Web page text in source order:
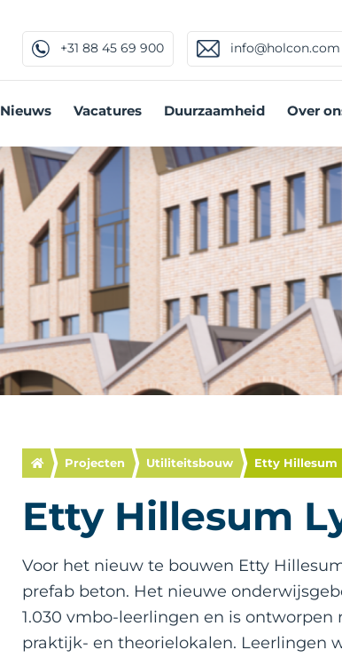
+31 88 45 69 900 info@holcon.com
Nieuws Vacatures Duurzaamheid Over
Projecten Utiliteitsbouw Etty Hillesum
Etty Hillesum
Voor het nieuw te bouwen Etty
prefab beton. Het nieuwe
1.030 vmbo-leerlingen en is
praktijk- en theorielokalen. Leerlingen